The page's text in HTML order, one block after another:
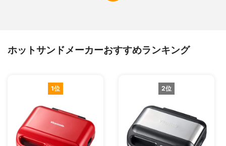
ホットサンドメーカーおすすめランキング
1位 2位